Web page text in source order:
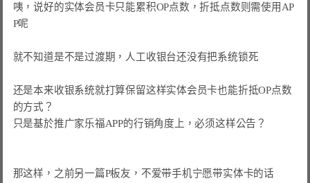
咦，说好的实体会员卡只能累积OP点数，折抵点数则需使用AP
P呢
就不知道是不是过渡期，人工收银台还没有把系统锁死
还是本来收银系统就打算保留这样实体会员卡也能折抵OP点数
的方式？
只是基於推广家乐福APP的行销角度上，必须这样公告？
那这样，之前另一篇P板友，不爱带手机宁愿带实体卡的话